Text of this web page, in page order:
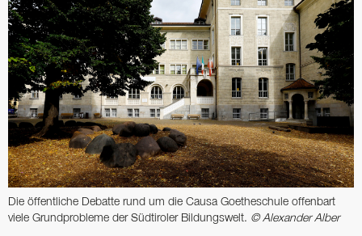
Die öffentliche Debatte rund um die Causa Goetheschule offenbart
viele Grund­probleme der Südtiroler Bildungswelt. © Alexander Alber